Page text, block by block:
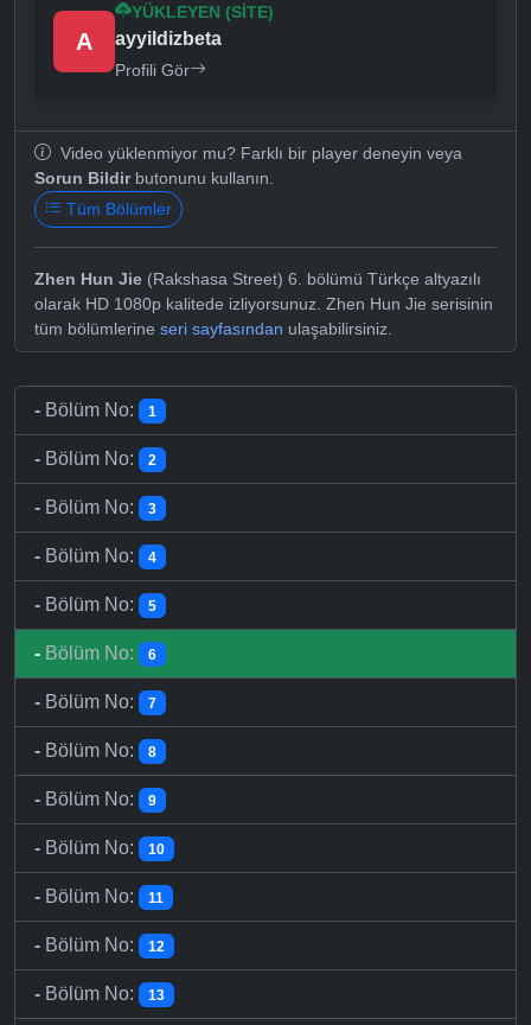
A
YÜKLEYEN (SITE)
ayyildizbeta
Profili Gör
Video yüklenmiyor mu? Farklı bir player deneyin veya
Sorun Bildirbutonunu kullanın.
Tüm Bölümler
Zhen Hun Jie (Rakshasa Street) 6. bölümü Türkçe altyazılı
olarak HD 1080p kalitede izliyorsunuz. Zhen Hun Jie serisinin
tüm bölümlerine seri sayfasından ulaşabilirsiniz.
- Bölüm No: 1
- Bölüm No: 2
- Bölüm No: 3
- Bölüm No: 4
- Bölüm No: 5
- Bölüm No: 6
- Bölüm No: 7
- Bölüm No: 8
- Bölüm No: 9
- Bölüm No: 10
- Bölüm No: 11
- Bölüm No: 12
- Bölüm No: 13